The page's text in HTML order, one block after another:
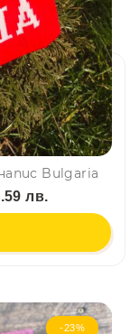
Bulgaria
лв.
-23%